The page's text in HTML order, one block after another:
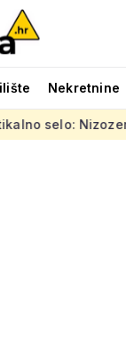
Nekretnine
za